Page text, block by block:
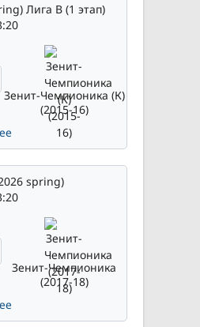
Лига В (1 этап)
Зенит-Чемпионика (К)
(2015-16)
spring)
Зенит-Чемпионика
(2017-18)